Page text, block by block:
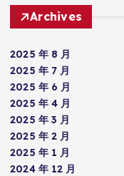
Archives
2025 年 8 月
2025 年 7 月
2025 年 6 月
2025 年 4 月
2025 年 3 月
2025 年 2 月
2025 年 1 月
2024 年 12 月